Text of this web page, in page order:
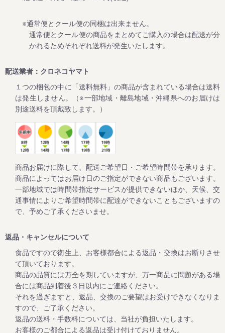
オンラインショップで「THE梅干ししょっぱMAX」の販売開
始のお知らせ
今回、塩分20%超えの超しょっぱい梅干し「THE梅干ししょ
っぱMAX」をオンラインショップでも販売致します。
これからますます暑くなりますので、外作業やスポーツ時の
塩分補給や友達との話題に。
一度食べると超しょっぱいけど病みつきになると、リピータ
2024/02/01
開催！
毎年大好評をいただいてる梅企画です。
期間は２月１日よりスタート。
ご家庭用の紀州南高梅がお得にお買い求めいただけます。
さらに今回もキャンペーン期間中にお買上げいただいたお客
2023/10/12
高級南高梅がお買い得！秋・冬お買い得キャンペーン開催
（12月25日まで）
この度、2023年12月25日までの期間中、高級南高梅のご家
庭用梅干1kg×2個セットと1kg×3個セットが大変お得にお買
い求めいただけるお買い得企画を開催します。また、期間中
※通常便とクール便の同梱は出来ません。
通常便とクール便の商品をまとめてご購入の場合は配送が分
かれるためそれぞれ送料が発生いたします。
配送業者：クロネコヤマト
１つの梱包の中に「送料無料」の商品が含まれている場合は送料
は発生しません。（※一部地域・離島地域・沖縄県へのお届けは
別途送料を頂戴致します。）
商品お届けに際して、配送ご希望日・ご希望時間帯を承ります。
商品によってはお届け日のご指定ができない商品もございます。
一部地域では時間帯指定サービスが提供できないほか、天候、交
通事情によりご希望時間帯に配達ができないこともございますの
で、予めご了承くださいませ。
返品・キャンセルについて
食品ですので衛生上、お客様都合による返品・交換はお断りさせ
て頂いております。
商品の品質には万全を期していますが、万一商品に問題がある場
合には商品到着後３日以内にご連絡ください。
それを過ぎますと、返品、交換のご要望はお受けできなくなりま
すので、ご了承ください。
返品の送料・手数料については、当社が負担いたします。
お客様のご都合による返品は受け付けておりません。